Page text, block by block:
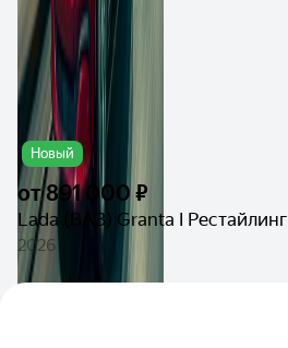
Новый
от891 000 ₽
Lada (ВАЗ) Granta I Рестайлинг
2026